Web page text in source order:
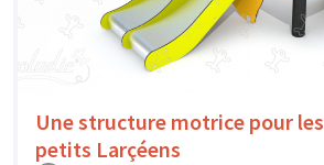
Une structure motrice pour les
petits Larçéens